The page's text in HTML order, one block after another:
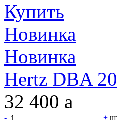
Купить
Новинка
Новинка
Hertz DBA
32 400 a
- +